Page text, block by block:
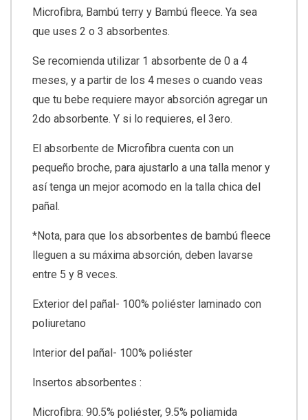
Microfibra, Bambú terry y Bambú fleece. Ya sea
que uses 2 o 3 absorbentes.
Se recomienda utilizar 1 absorbente de 0 a 4
meses, y a partir de los 4 meses o cuando veas
que tu bebe requiere mayor absorción agregar un
2do absorbente. Y si lo requieres, el 3ero.
El absorbente de Microfibra cuenta con un
pequeño broche, para ajustarlo a una talla menor y
así tenga un mejor acomodo en la talla chica del
pañal.
*Nota, para que los absorbentes de bambú fleece
lleguen a su máxima absorción, deben lavarse
entre 5 y 8 veces.
Exterior del pañal- 100% poliéster laminado con
poliuretano
Interior del pañal- 100% poliéster
Insertos absorbentes :
Microfibra: 90.5% poliéster, 9.5% poliamida